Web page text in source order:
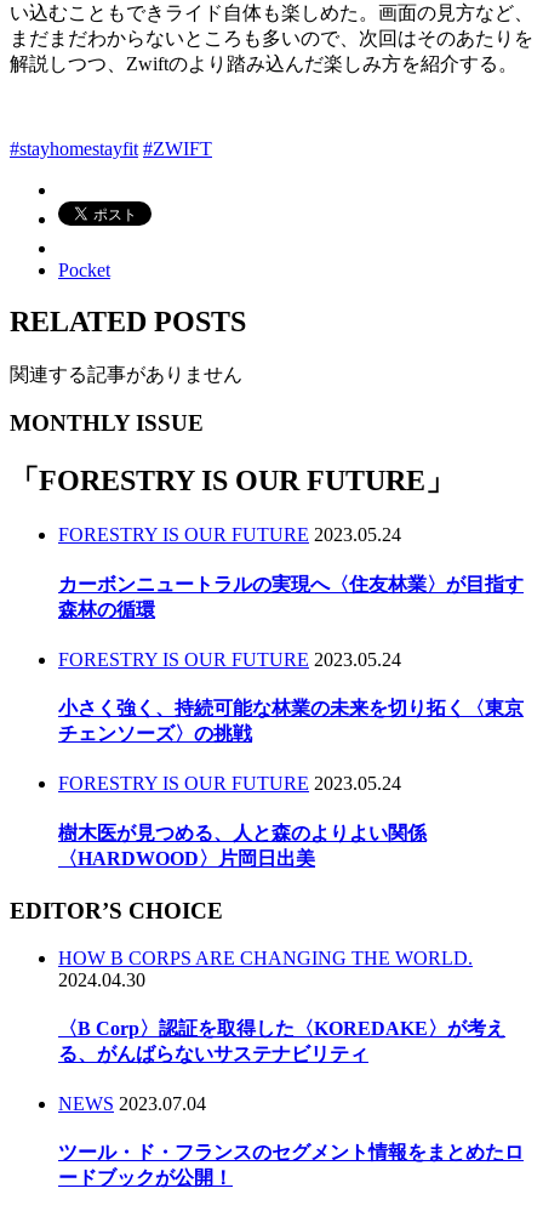
い込むこともできライド自体も楽しめた。画面の見方など、
まだまだわからないところも多いので、次回はそのあたりを
解説しつつ、Zwiftのより踏み込んだ楽しみ方を紹介する。
#stayhomestayfit #ZWIFT
Pocket
RELATED POSTS
関連する記事がありません
MONTHLY ISSUE
「 FORESTRY IS OUR FUTURE 」
FORESTRY IS OUR FUTURE 2023.05.24
カーボンニュートラルの実現へ〈住友林業〉が目指す
森林の循環
FORESTRY IS OUR FUTURE 2023.05.24
小さく強く、持続可能な林業の未来を切り拓く〈東京
チェンソーズ〉の挑戦
FORESTRY IS OUR FUTURE 2023.05.24
樹木医が見つめる、人と森のよりよい関係
〈HARDWOOD〉片岡日出美
EDITOR’S CHOICE
HOW B CORPS ARE CHANGING THE WORLD.
2024.04.30
〈B Corp〉認証を取得した〈KOREDAKE〉が考え
る、がんばらないサステナビリティ
NEWS 2023.07.04
ツール・ド・フランスのセグメント情報をまとめたロ
ードブックが公開！